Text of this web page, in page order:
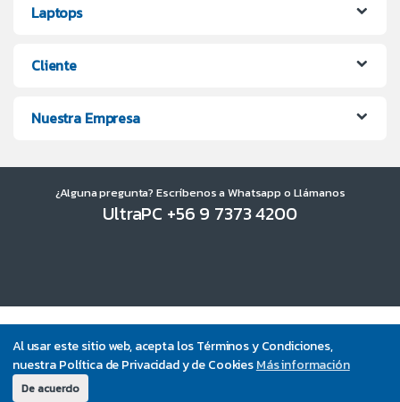
Al usar este sitio web, acepta los Términos y Condiciones,
nuestra Política de Privacidad y de CookiesMás información
De acuerdo
Laptops
Cliente
Nuestra Empresa
¿Alguna pregunta? Escríbenos a Whatsapp o Llámanos
UltraPC +56 9 7373 4200